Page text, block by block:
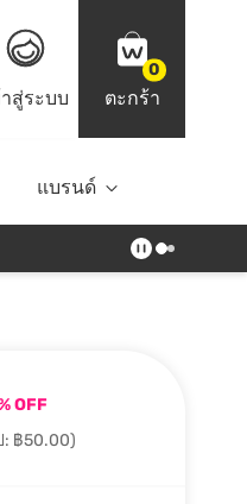
าสู่ระบบ
0
ตะกร้า
ฟ์สไตล์ Top Brands
แบรนด์
OFF
฿50.00)